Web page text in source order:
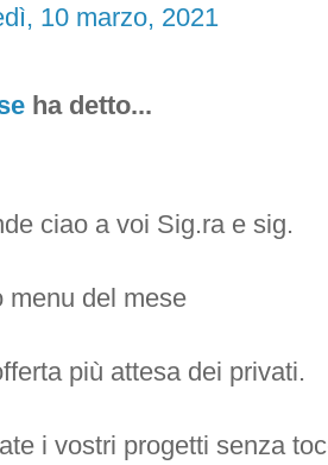
10 marzo, 2021
ha detto...
ciao a voi Sig.ra e sig.
menu del mese
più attesa dei privati.
i vostri progetti senza